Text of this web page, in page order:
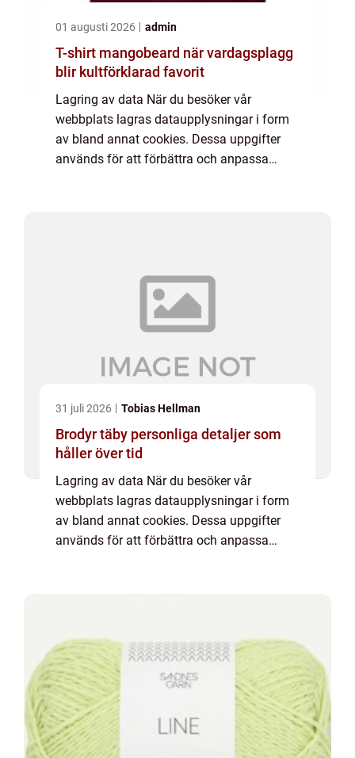
01 augusti 2026 admin
T-shirt mangobeard när vardagsplagg
blir kultförklarad favorit
Lagring av data När du besöker vår
webbplats lagras dataupplysningar i form
av bland annat cookies. Dessa uppgifter
används för att förbättra och anpassa
31 juli 2026 Tobias Hellman
Brodyr täby personliga detaljer som
håller över tid
Lagring av data När du besöker vår
webbplats lagras dataupplysningar i form
av bland annat cookies. Dessa uppgifter
används för att förbättra och anpassa